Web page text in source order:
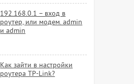
192.168.0.1 – вход в
роутер, или модем. admin
и admin
Как зайти в настройки
роутера TP-Link?